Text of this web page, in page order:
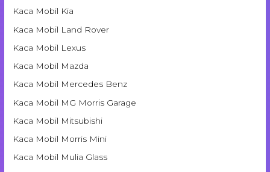
Kaca Mobil Kia
Kaca Mobil Land Rover
Kaca Mobil Lexus
Kaca Mobil Mazda
Kaca Mobil Mercedes Benz
Kaca Mobil MG Morris Garage
Kaca Mobil Mitsubishi
Kaca Mobil Morris Mini
Kaca Mobil Mulia Glass